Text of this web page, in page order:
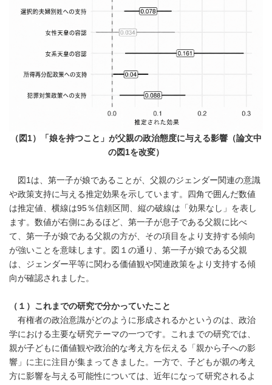
（図1）「娘を持つこと」が父親の政治態度に与える影響（論文中
の図1を改変）
図1は、第一子が娘であることが、父親のジェンダー関連の意識
や政策支持に与える推定効果を示しています。四角で囲んだ数値
は推定値、横線は95％信頼区間、縦の破線は「効果なし」を表し
ます。数値が右側にあるほど、第一子が息子である父親に比べ
て、第一子が娘である父親の方が、その項目をより支持する傾向
が強いことを意味します。図１の通り、第一子が娘である父親
は、ジェンダー平等に関わる価値観や関連政策をより支持する傾
向が確認されました。
（１）これまでの研究で分かっていたこと
有権者の政治意識がどのように形成されるかというのは、政治
学における主要な研究テーマの一つです。これまでの研究では、
親が子どもに価値観や政治的な考え方を伝える「親から子への影
響」に主に注目が集まってきました。一方で、子どもが親の考え
方に影響を与える可能性については、近年になって研究されるよ